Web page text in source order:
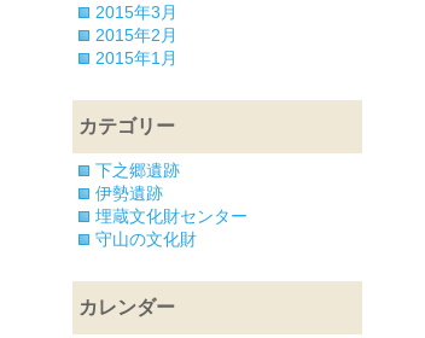
2015年3月
2015年2月
2015年1月
カテゴリー
下之郷遺跡
伊勢遺跡
埋蔵文化財センター
守山の文化財
カレンダー